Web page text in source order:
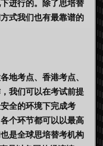
进行的。除了思培替
式我们也有最靠谱的
地考点、香港考点、
我们可以在考试前提
全的环境下完成考
个环节都可以以最高
是全球思培替考机构